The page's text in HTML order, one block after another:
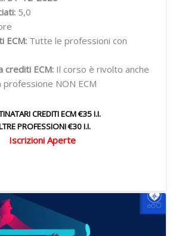
5,0
ECM: Tutte le professioni con
crediti ECM: Il corso è rivolto anche
professione NON ECM
CREDITI ECM €35 I.I.
PROFESSIONI €30 I.I.
Iscrizioni Aperte